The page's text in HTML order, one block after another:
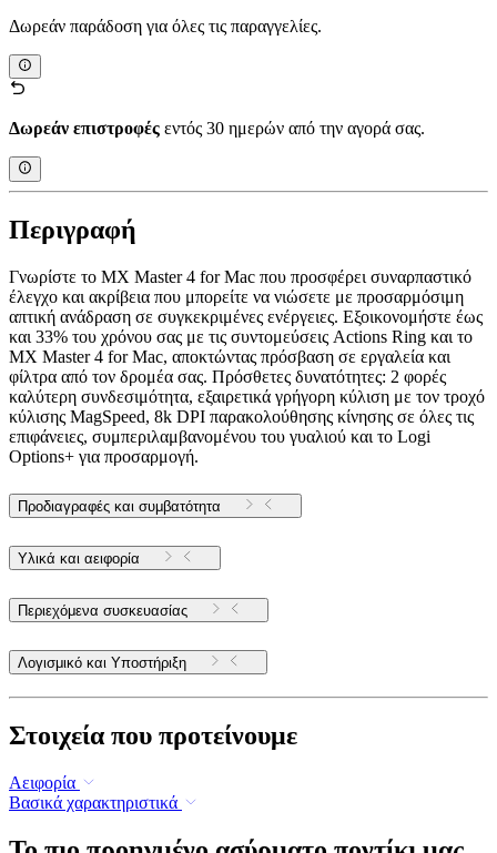
Δωρεάν παράδοση για όλες τις παραγγελίες.
Δωρεάν επιστροφές εντός 30 ημερών από την αγορά σας.
Περιγραφή
Γνωρίστε το MX Master 4 for Mac που προσφέρει συναρπαστικό
έλεγχο και ακρίβεια που μπορείτε να νιώσετε με προσαρμόσιμη
απτική ανάδραση σε συγκεκριμένες ενέργειες. Εξοικονομήστε έως
και 33% του χρόνου σας με τις συντομεύσεις Actions Ring και το
MX Master 4 for Mac, αποκτώντας πρόσβαση σε εργαλεία και
φίλτρα από τον δρομέα σας. Πρόσθετες δυνατότητες: 2 φορές
καλύτερη συνδεσιμότητα, εξαιρετικά γρήγορη κύλιση με τον τροχό
κύλισης MagSpeed, 8k DPI παρακολούθησης κίνησης σε όλες τις
επιφάνειες, συμπεριλαμβανομένου του γυαλιού και το Logi
Options+ για προσαρμογή.
Προδιαγραφές και συμβατότητα
Υλικά και αειφορία
Περιεχόμενα συσκευασίας
Λογισμικό και Υποστήριξη
Στοιχεία που προτείνουμε
Αειφορία
Βασικά χαρακτηριστικά